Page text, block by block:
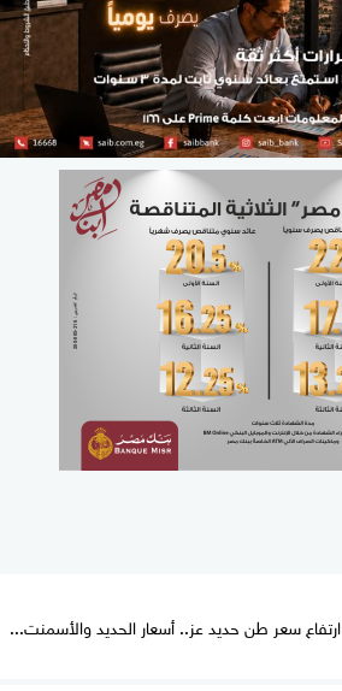
ارتفاع سعر طن حديد عز.. أسعار الحديد والأسمنت...